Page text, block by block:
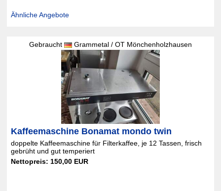
Ähnliche Angebote
Gebraucht Grammetal / OT Mönchenholzhausen
Kaffeemaschine Bonamat mondo twin
doppelte Kaffeemaschine für Filterkaffee, je 12 Tassen, frisch
gebrüht und gut temperiert
Nettopreis: 150,00 EUR